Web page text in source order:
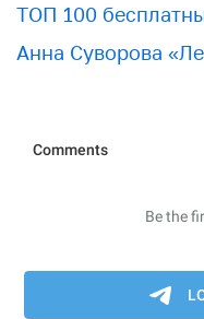
ТОП 100
Анна Суворова